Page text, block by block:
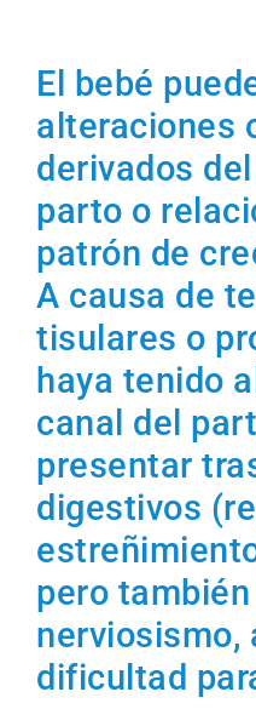
El bebé
alteraciones
derivados
parto o
patrón de
A causa de
tisulares o
haya tenido
canal del
presentar
digestivos
pero
nerviosismo,
dificultad